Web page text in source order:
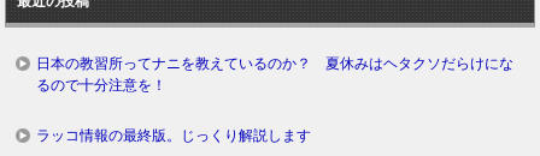
グ
日本の教習所ってナニを教えているのか？ 夏休みはヘタクソだらけにな
るので十分注意を！
ラッコ情報の最終版。じっくり解説します